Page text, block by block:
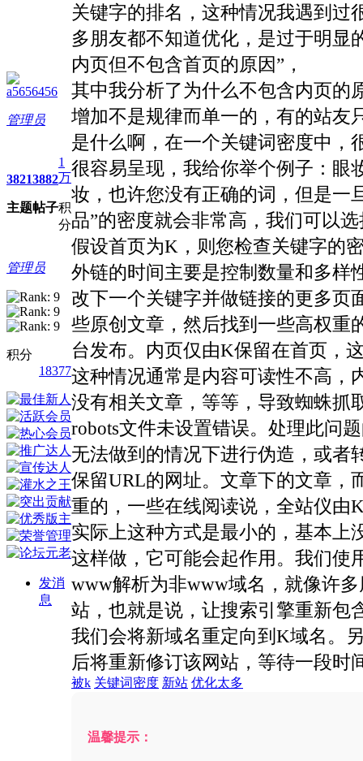
a5656456
管理员
3821
主题
3882
帖子
1
万
积
分
管理员
积分
18377
发消
息
关键字的排名，这种情况我遇到过
多朋友都不知道优化，是过于明显
内页但不包含首页的原因”，
其中我分析了为什么不包含内页的
增加不是规律而单一的，有的站友
是什么啊，在一个关键词密度中，
很容易呈现，我给你举个例子：眼
妆，也许您没有正确的词，但是一
品”的密度就会非常高，我们可以
假设首页为K，则您检查关键字的
外链的时间主要是控制数量和多样
改下一个关键字并做链接的更多页
些原创文章，然后找到一些高权重
台发布。内页仅由K保留在首页，
这种情况通常是内容可读性不高，
没有相关文章，等等，导致蜘蛛抓
robots文件未设置错误。处理此问
无法做到的情况下进行伪造，或者
保留URL的网址。文章下的文章，
重的，一些在线阅读说，全站仪由
实际上这种方式是最小的，基本上
这样做，它可能会起作用。我们使
www解析为非www域名，就像许
站，也就是说，让搜索引擎重新包
我们会将新域名重定向到K域名。
后将重新修订该网站，等待一段时
被k 关键词密度 新站 优化太多
温馨提示：